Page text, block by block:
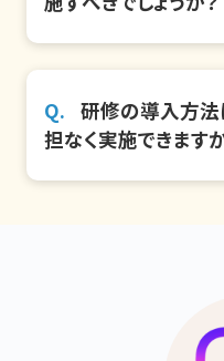
研修の導入方法
担なく実施できます